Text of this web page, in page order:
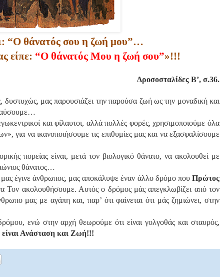
“O θάνατός σου η ζωή μου”…
είπε: “Ο θάνατός Μου η ζωή σου”»!!!
Δροσοσταλίδες Β’, σ.36.
μας παρουσιάζει την παρούσα ζωή ως την μοναδική και
και φίλαυτοι, αλλά πολλές φορές, χρησιμοποιούμε όλα
για να ικανοποιήσουμε τις επιθυμίες μας και να εξασφαλίσουμε
πορείας είναι, μετά τον βιολογικό θάνατο, να ακολουθεί με
θάνατος…
μας έγινε άνθρωπος, μας αποκάλυψε έναν άλλο δρόμο πουΠρώτος
Τον ακολουθήσουμε. Αυτός ο δρόμος μάς απεγκλωβίζει από τον
μας με αγάπη και, παρ’ ότι φαίνεται ότι μάς ζημιώνει, στην
ενώ στην αρχή θεωρούμε ότι είναι γολγοθάς και σταυρός,
είναι Ανάσταση και Ζωή!!!